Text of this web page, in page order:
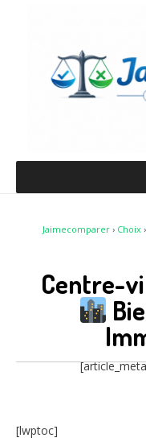
Jaimecomparer › Choix ›
Centre-
[lwptoc]